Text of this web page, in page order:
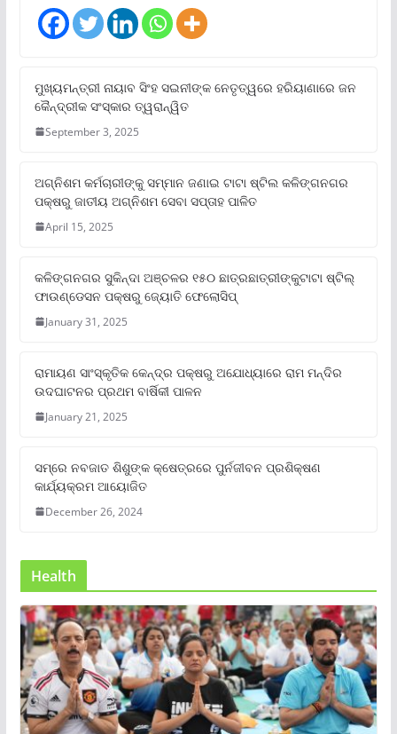
ମୁଖ୍ୟମନ୍ତ୍ରୀ ନାୟାବ ସିଂହ ସଇନୀଙ୍କ ନେତୃତ୍ୱରେ ହରିୟାଣାରେ ଜନ
କୈନ୍ଦ୍ରୀକ ସଂସ୍କାର ତ୍ୱରାନ୍ୱିତ
September 3, 2025
ଅଗ୍ନିଶମ କର୍ମଚାରୀଙ୍କୁ ସମ୍ମାନ ଜଣାଇ ଟାଟା ଷ୍ଟିଲ କଳିଙ୍ଗନଗର
ପକ୍ଷରୁ ଜାତୀୟ ଅଗ୍ନିଶମ ସେବା ସପ୍ତାହ ପାଳିତ
April 15, 2025
କଳିଙ୍ଗନଗର ସୁକିନ୍ଦା ଅଞ୍ଚଳର ୧୫୦ ଛାତ୍ରଛାତ୍ରୀଙ୍କୁଟାଟା ଷ୍ଟିଲ୍
ଫାଉଣ୍ଡେସନ ପକ୍ଷରୁ ଜ୍ୟୋତି ଫେଲୋସିପ୍‌
January 31, 2025
ରାମାୟଣ ସାଂସ୍କୃତିକ କେନ୍ଦ୍ର ପକ୍ଷରୁ ଅଯୋଧ୍ୟାରେ ରାମ ମନ୍ଦିର
ଉଦଘାଟନର ପ୍ରଥମ ବାର୍ଷିକୀ ପାଳନ
January 21, 2025
ସମ୍‌ରେ ନବଜାତ ଶିଶୁଙ୍କ କ୍ଷେତ୍ରରେ ପୁର୍ନଜୀବନ ପ୍ରଶିକ୍ଷଣ
କାର୍ଯ୍ୟକ୍ରମ ଆୟୋଜିତ
December 26, 2024
Health